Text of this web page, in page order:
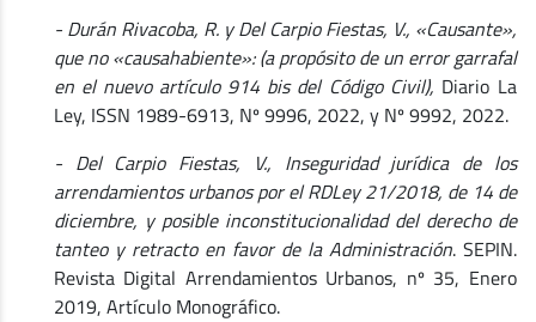
- Durán Rivacoba, R. y Del Carpio Fiestas, V., «Causante»,
que no «causahabiente»: (a propósito de un error garrafal
en el nuevo artículo 914 bis del Código Civil), Diario La
Ley, ISSN 1989-6913, Nº 9996, 2022, y Nº 9992, 2022.
- Del Carpio Fiestas, V., Inseguridad jurídica de los
arrendamientos urbanos por el RDLey 21/2018, de 14 de
diciembre, y posible inconstitucionalidad del derecho de
tanteo y retracto en favor de la Administración. SEPIN.
Revista Digital Arrendamientos Urbanos, nº 35, Enero
2019, Artículo Monográfico.